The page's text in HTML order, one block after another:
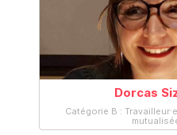
Dorcas
Catégorie B :